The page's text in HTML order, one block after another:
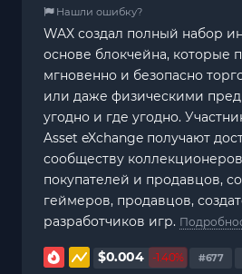
Нашли ошибку?
WAX создал полный набор
основе блокчейна, которые
мгновенно и безопасно
или даже физическими
угодно и где угодно.
Asset eXchange получают
сообществу
покупателей и продавцов,
геймеров, продавцов,
разработчиков игр.
$0.004 -1.40% #677